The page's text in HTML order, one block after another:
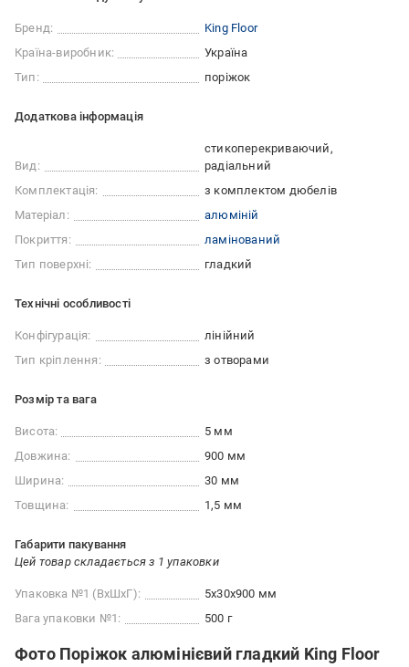
Бренд:
King Floor
Країна-виробник:
Україна
Тип:
поріжок
Додаткова інформація
Вид:
стикоперекриваючий
радіальний
Комплектація:
з комплектом дюбелів
Матеріал:
алюміній
Покриття:
ламінований
Тип поверхні:
гладкий
Технічні особливості
Конфігурація:
лінійний
Тип кріплення:
з отворами
Розмір та вага
Висота:
5 мм
Довжина:
900 мм
Ширина:
30 мм
Товщина:
1,5 мм
Габарити пакування
Цей товар складається з 1 упаковки
Упаковка №1 (ВхШхГ):
5x30x900 мм
Вага упаковки №1:
500 г
Фото Поріжок алюмінієвий гладкий King Floor